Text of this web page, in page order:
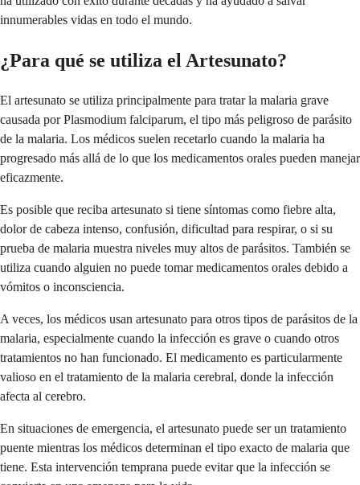
innumerables vidas en todo el mundo.
¿Para qué se utiliza el Artesunato?
El artesunato se utiliza principalmente para tratar la malaria grave
causada por Plasmodium falciparum, el tipo más peligroso de parásito
de la malaria. Los médicos suelen recetarlo cuando la malaria ha
progresado más allá de lo que los medicamentos orales pueden manejar
eficazmente.
Es posible que reciba artesunato si tiene síntomas como fiebre alta,
dolor de cabeza intenso, confusión, dificultad para respirar, o si su
prueba de malaria muestra niveles muy altos de parásitos. También se
utiliza cuando alguien no puede tomar medicamentos orales debido a
vómitos o inconsciencia.
A veces, los médicos usan artesunato para otros tipos de parásitos de la
malaria, especialmente cuando la infección es grave o cuando otros
tratamientos no han funcionado. El medicamento es particularmente
valioso en el tratamiento de la malaria cerebral, donde la infección
afecta al cerebro.
En situaciones de emergencia, el artesunato puede ser un tratamiento
puente mientras los médicos determinan el tipo exacto de malaria que
tiene. Esta intervención temprana puede evitar que la infección se